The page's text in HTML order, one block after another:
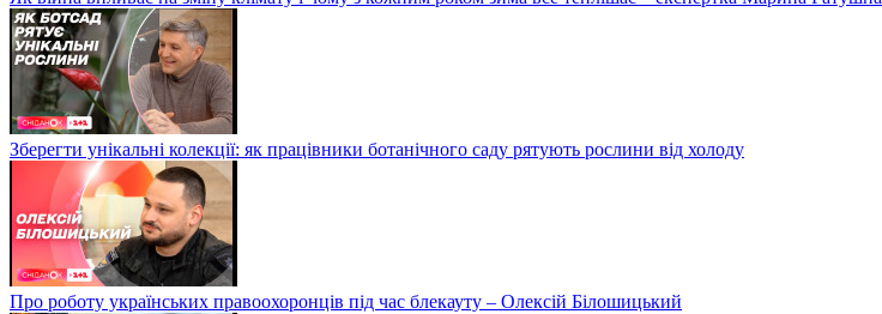
Зберегти унікальні колекції: як працівники ботанічного саду рятують рослини від холоду
Про роботу українських правоохоронців під час блекауту – Олексій Білошицький